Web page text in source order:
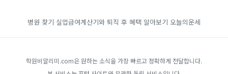
병원 찾기 실업급여계산기와 퇴직 후 혜택 알아보기 오늘의운세
학원비알리미.com은 원하는 소식을 가장 빠르고 정확하게 전달합니다.